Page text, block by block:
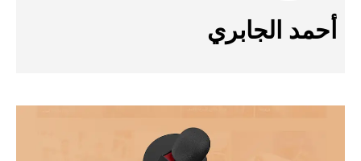
أحمد الجابري